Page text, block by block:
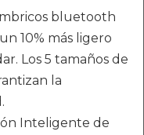
bluetooth
10% más ligero
Los 5 tamaños de
la
Inteligente de